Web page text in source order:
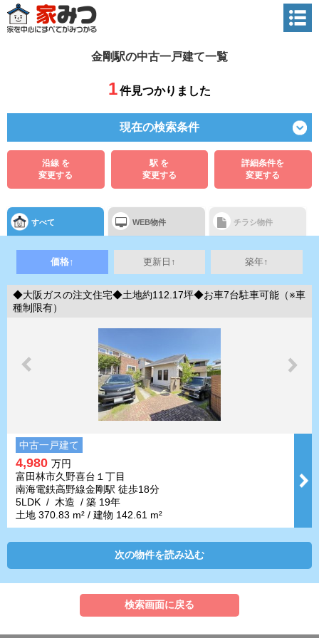
金剛駅の中古一戸建て一覧
1件見つかりました
現在の検索条件
沿線 を
変更する
駅 を
変更する
詳細条件を
変更する
すべて WEB物件 チラシ物件
価格↑ 更新日↑ 築年↑
◆大阪ガスの注文住宅◆土地約112.17坪◆お車7台駐車可能（※車
種制限有）
中古一戸建て
4,980 万円
富田林市久野喜台１丁目
南海電鉄高野線金剛駅 徒歩18分
5LDK / 木造 / 築 19年
土地 370.83 m² / 建物 142.61 m²
次の物件を読み込む
検索画面に戻る